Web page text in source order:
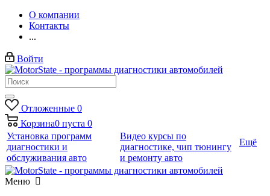
О компании
Контакты
...
Войти
Отложенные 0
Корзина0 пуста 0
Установка программ
диагностики и
обслуживания авто
Видео курсы по
диагностике, чип тюнингу
и ремонту авто
Ещё
Меню